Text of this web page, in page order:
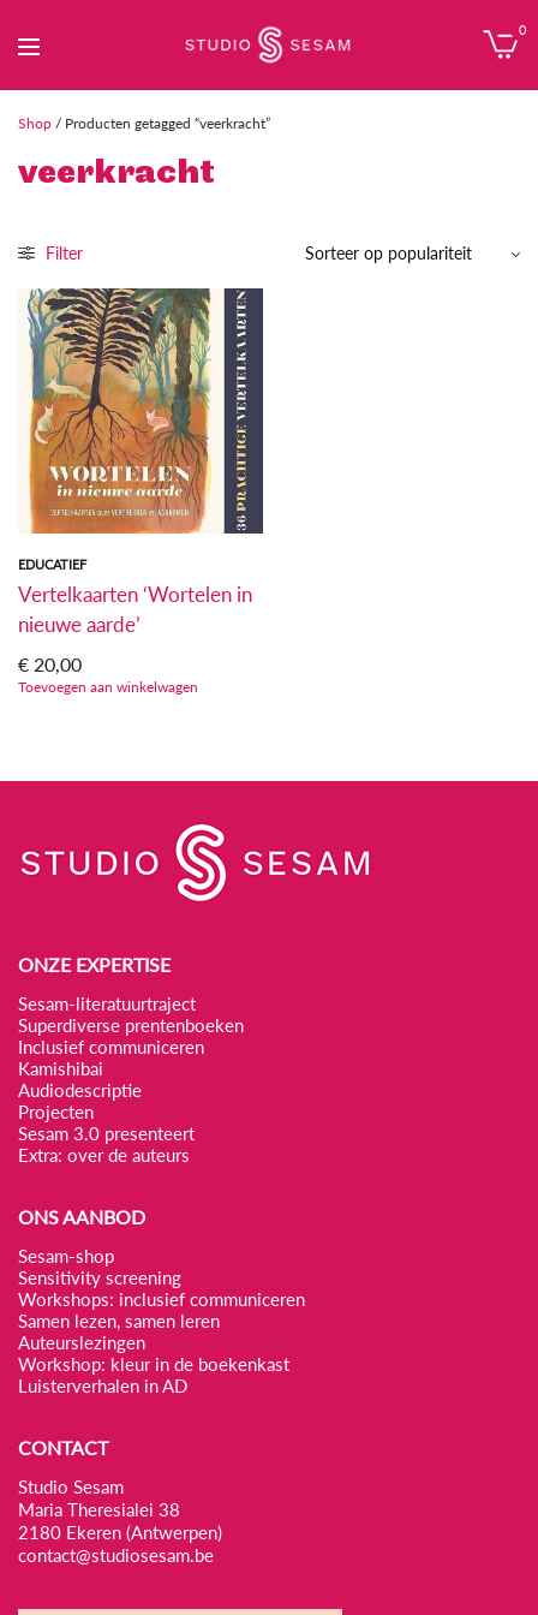
0
Shop / Producten getagged “veerkracht”
veerkracht
Filter
EDUCATIEF
Vertelkaarten ‘Wortelen in
nieuwe aarde’
€ 20,00
Toevoegen aan winkelwagen
ONZE EXPERTISE
Sesam-literatuurtraject
Superdiverse prentenboeken
Inclusief communiceren
Kamishibai
Audiodescriptie
Projecten
Sesam 3.0 presenteert
Extra: over de auteurs
ONS AANBOD
Sesam-shop
Sensitivity screening
Workshops: inclusief communiceren
Samen lezen, samen leren
Auteurslezingen
Workshop: kleur in de boekenkast
Luisterverhalen in AD
CONTACT
Studio Sesam
Maria Theresialei 38
2180 Ekeren (Antwerpen)
contact@studiosesam.be